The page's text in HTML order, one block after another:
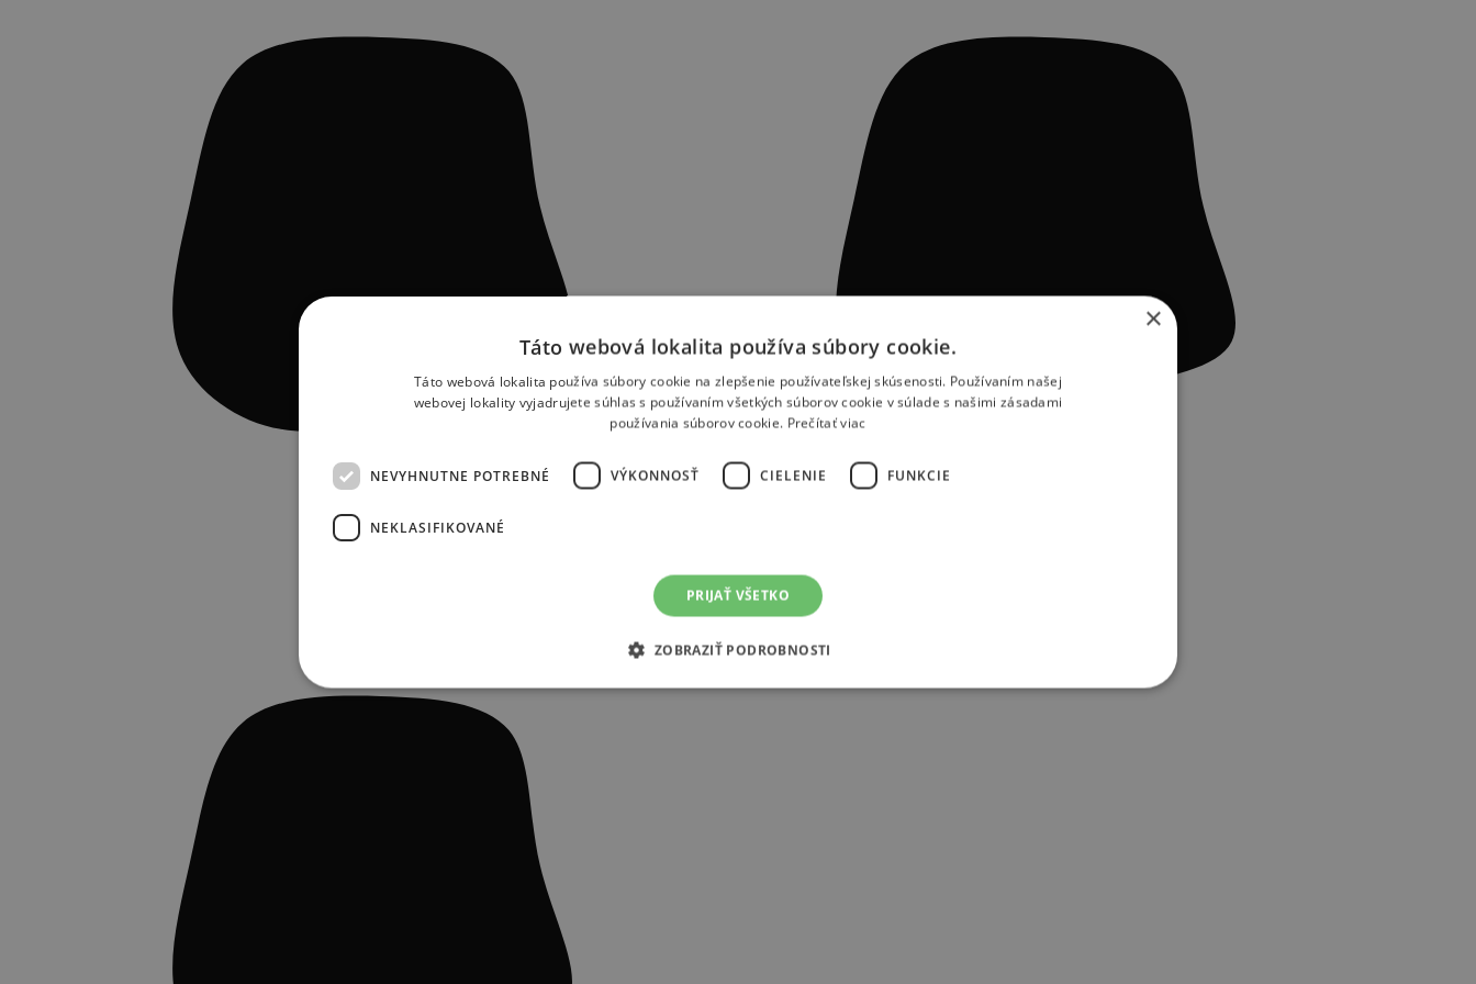
×
Táto webová lokalita používa súbory cookie.
Táto webová lokalita používa súbory cookie na zlepšenie používateľskej skúsenosti. Používaním našej
webovej lokality vyjadrujete súhlas s používaním všetkých súborov cookie v súlade s našimi zásadami
používania súborov cookie. Prečítať viac
NEVYHNUTNE POTREBNÉ VÝKONNOSŤ CIELENIE FUNKCIE
NEKLASIFIKOVANÉ
PRIJAŤ VŠETKO
ZOBRAZIŤ PODROBNOSTI